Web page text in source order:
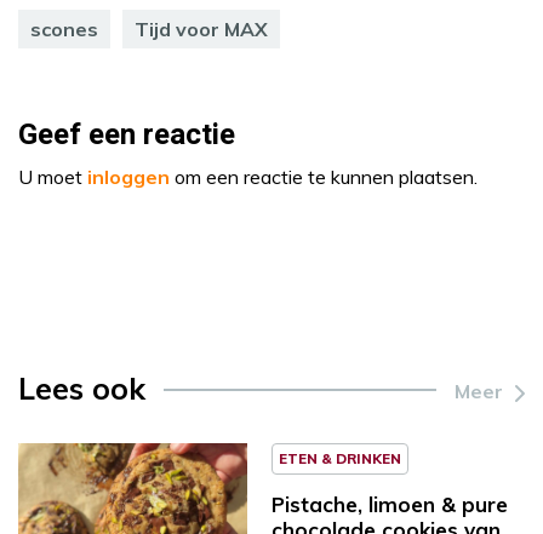
scones Tijd voor MAX
Geef een reactie
U moet inloggen om een reactie te kunnen plaatsen.
Lees ook Meer
ETEN & DRINKEN
Pistache, limoen & pure